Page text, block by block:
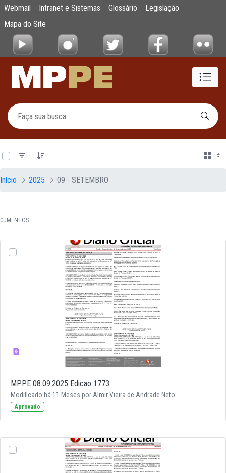
Pular para o Conteúdo principal
Documentos
Webmail Intranet e Sistemas Glossário
Legislação
Mapa do Site
Início 2025 09 - SETEMBRO
MPPE 08.09.2025 Edicao 1773
Modificado há 11 Meses por Almir Vieira de Andrade Neto.
Aprovado